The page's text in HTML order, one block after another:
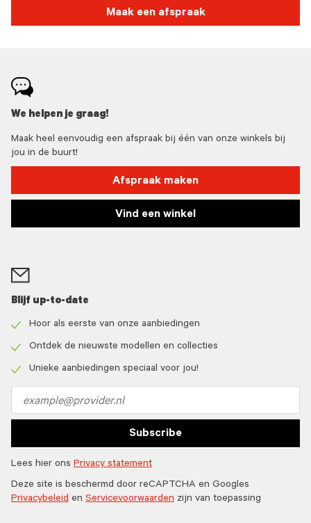
Maak een afspraak
We helpen je graag!
Maak heel eenvoudig een afspraak bij één van onze winkels bij
jou in de buurt!
Afspraak maken
Vind een winkel
Blijf up-to-date
icon
Hoor als eerste van onze aanbiedingen
icon
Ontdek de nieuwste modellen en collecties
Unieke aanbiedingen speciaal voor jou!
address
Subscribe
Lees hier ons Privacy statement
Deze site is beschermd door reCAPTCHA en Googles
Privacybeleid en Servicevoorwaarden zijn van toepassing